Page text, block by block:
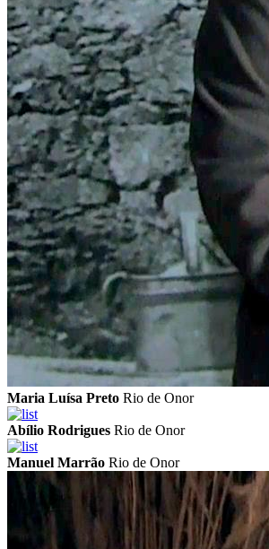
Maria Luísa Preto Rio de Onor
Abílio Rodrigues Rio de Onor
Manuel Marrão Rio de Onor